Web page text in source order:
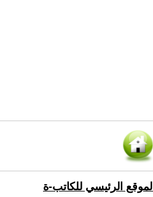
الموقع الرئيسي للكاتب-ة